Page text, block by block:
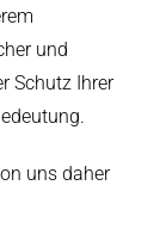
und
Schutz Ihrer
uns daher